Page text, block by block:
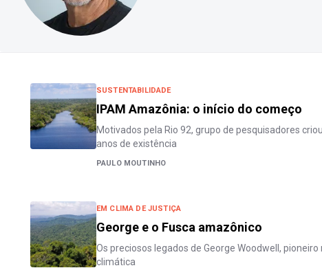
SUSTENTABILIDADE
IPAM Amazônia: o início do começo
Motivados pela Rio 92, grupo de pesquisadores
anos de existência
PAULO MOUTINHO
EM CLIMA DE JUSTIÇA
George e o Fusca amazônico
Os preciosos legados de George Woodwell,
climática